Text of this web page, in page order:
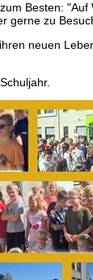
Besten:
gerne zu
neuen